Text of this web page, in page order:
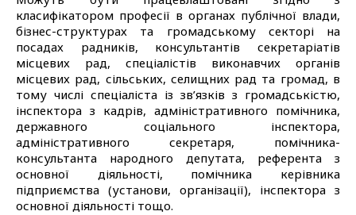
класифікатором професії в органах публічної влади,
бізнес-структурах та громадському секторі на
посадах радників, консультантів секретаріатів
місцевих рад, спеціалістів виконавчих органів
місцевих рад, сільських, селищних рад та громад, в
тому числі спеціаліста із зв’язків з громадськістю,
інспектора з кадрів, адміністративного помічника,
державного соціального інспектора,
адміністративного секретаря, помічника-
консультанта народного депутата, референта з
основної діяльності, помічника керівника
підприємства (установи, організації), інспектора з
основної діяльності тощо.